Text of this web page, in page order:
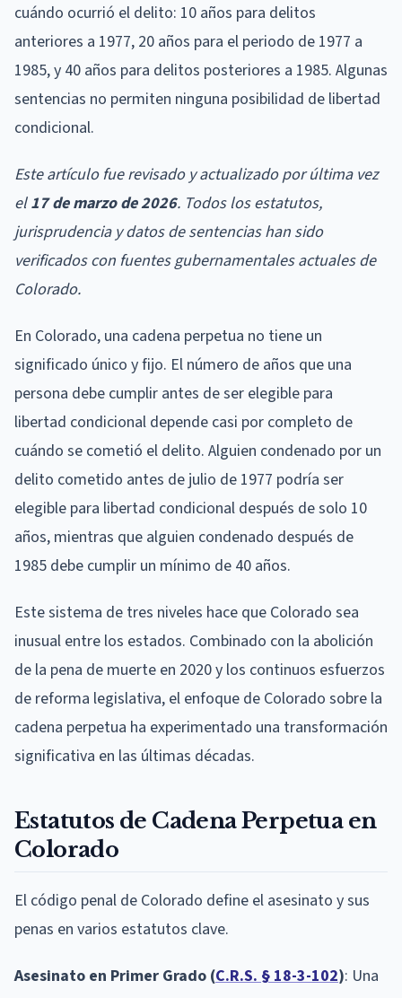
cuándo ocurrió el delito: 10 años para delitos
anteriores a 1977, 20 años para el periodo de 1977 a
1985, y 40 años para delitos posteriores a 1985. Algunas
sentencias no permiten ninguna posibilidad de libertad
condicional.
Este artículo fue revisado y actualizado por última vez
el17 de marzo de 2026. Todos los estatutos,
jurisprudencia y datos de sentencias han sido
verificados con fuentes gubernamentales actuales de
Colorado.
En Colorado, una cadena perpetua no tiene un
significado único y fijo. El número de años que una
persona debe cumplir antes de ser elegible para
libertad condicional depende casi por completo de
cuándo se cometió el delito. Alguien condenado por un
delito cometido antes de julio de 1977 podría ser
elegible para libertad condicional después de solo 10
años, mientras que alguien condenado después de
1985 debe cumplir un mínimo de 40 años.
Este sistema de tres niveles hace que Colorado sea
inusual entre los estados. Combinado con la abolición
de la pena de muerte en 2020 y los continuos esfuerzos
de reforma legislativa, el enfoque de Colorado sobre la
cadena perpetua ha experimentado una transformación
significativa en las últimas décadas.
Estatutos de Cadena Perpetua en
Colorado
El código penal de Colorado define el asesinato y sus
penas en varios estatutos clave.
Asesinato en Primer Grado (C.R.S. § 18-3-102): Una